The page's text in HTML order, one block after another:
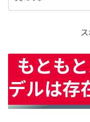
もとも
デルは存